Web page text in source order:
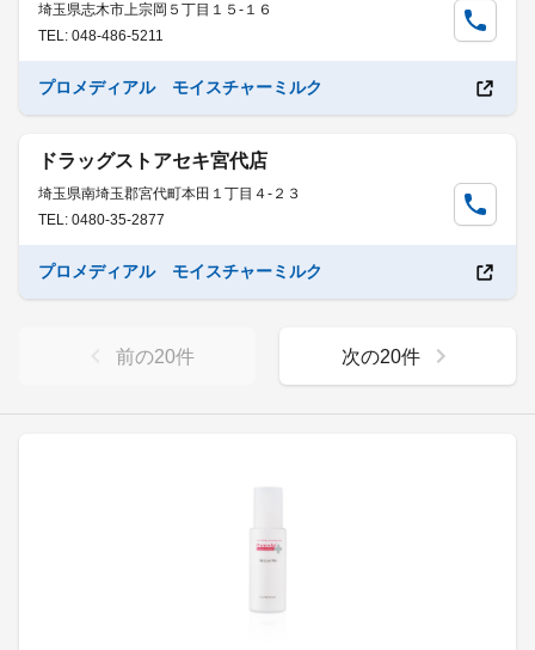
埼玉県志木市上宗岡５丁目１５-１６
TEL: 048-486-5211
プロメディアル モイスチャーミルク
ドラッグストアセキ宮代店
埼玉県南埼玉郡宮代町本田１丁目４-２３
TEL: 0480-35-2877
プロメディアル モイスチャーミルク
前の20件 次の20件